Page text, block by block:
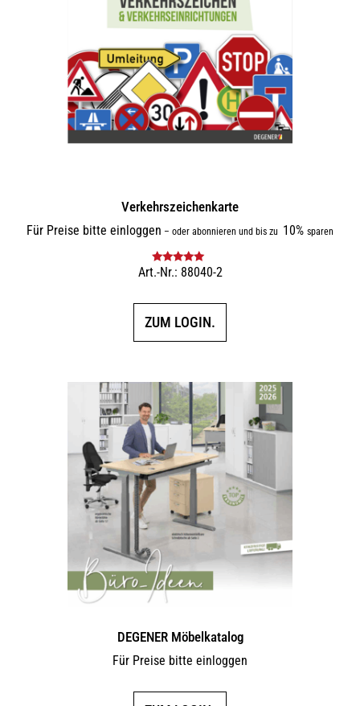
Verkehrszeichenkarte
Für Preise bitte einloggen – oder abonnieren und bis zu 10% sparen
Bewertet mit
Art.-Nr.: 88040-2
ZUM LOGIN.
DEGENER Möbelkatalog
Für Preise bitte einloggen